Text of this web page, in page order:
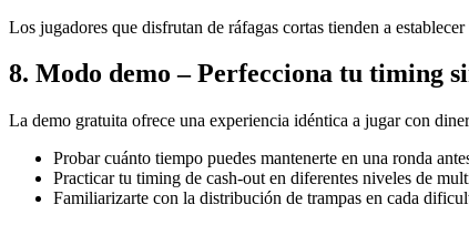
Los jugadores que disfrutan de ráfagas cortas tienden a
8. Modo demo – Perfecciona tu timing
La demo gratuita ofrece una experiencia idéntica a jugar con
Probar cuánto tiempo puedes mantenerte en una ronda
Practicar tu timing de cash‑out en diferentes niveles de
Familiarizarte con la distribución de trampas en cada